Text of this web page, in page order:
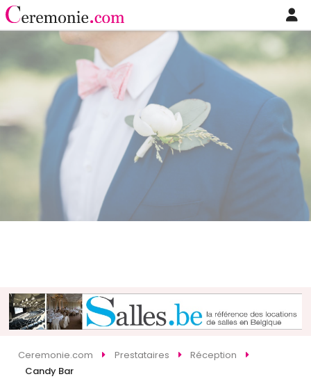
Ceremonie.com Prestataires
Réception
Candy Bar